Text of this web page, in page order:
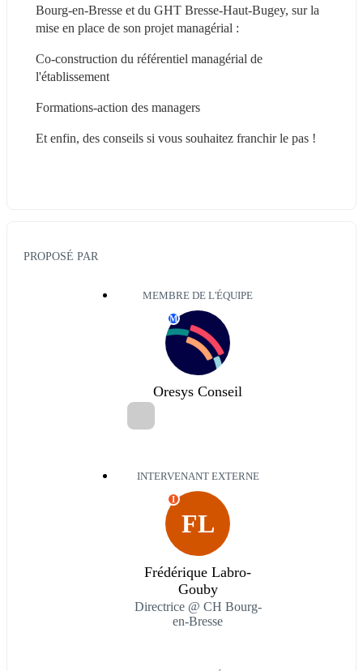
Bourg-en-Bresse et du GHT Bresse-Haut-Bugey, sur la
mise en place de son projet managérial :
Co-construction du référentiel managérial de
l'établissement
Formations-action des managers
Et enfin, des conseils si vous souhaitez franchir le pas !
PROPOSÉ PAR
MEMBRE DE L'ÉQUIPE
M
Oresys Conseil
INTERVENANT EXTERNE
FL
I
Frédérique Labro-
Gouby
Directrice @ CH Bourg-
en-Bresse